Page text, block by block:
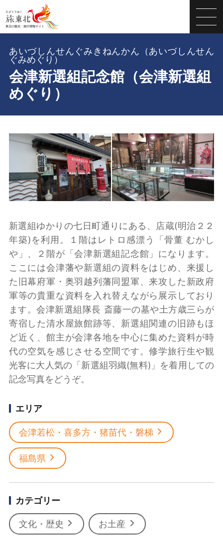
会津新選組記念館（会津新選組
めぐり）
あいづしんせんぐみきねんかん（あいづしんせん
ぐみめぐり）
新選組ゆかりの七日町通りにある、店蔵(明治２２
年築)を利用。１階はレトロ感漂う「骨董 むかし
や」、２階が「会津新選組記念館」になります。
ここには会津藩や新選組の資料をはじめ、来援し
た旧幕府軍・奥羽越列藩同盟軍、来攻した新政府
軍等の貴重な資料を入れ替えながら展示しており
ます。会津新選組隊長 斎藤一の墓や土方歳三らが
寄宿した清水屋旅館跡等、新選組関連の旧跡もほ
ど近く、館主が会津各地を中心に集めた資料が時
代の空気を感じさせる空間です。修学旅行生や観
光客に大人気の「新選組羽織(無料)」を着用しての
記念写真をどうぞ。
エリア
会津若松・喜多方・猪苗代・磐梯
福島県
カテゴリー
文化・歴史 お土産